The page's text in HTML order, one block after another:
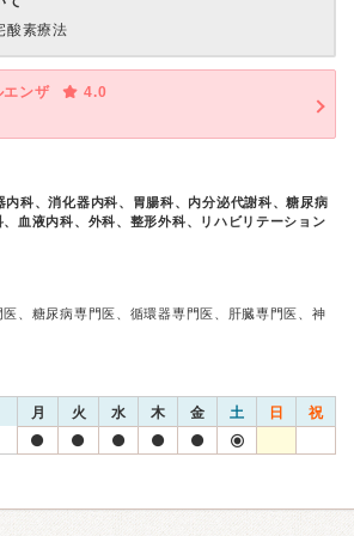
酸素療法
エンザ
4.0
内科、消化器内科、胃腸科、内分泌代謝科、糖尿病
血液内科、外科、整形外科、リハビリテーション
、糖尿病専門医、循環器専門医、肝臓専門医、神
月 火 水 木 金 土 日 祝